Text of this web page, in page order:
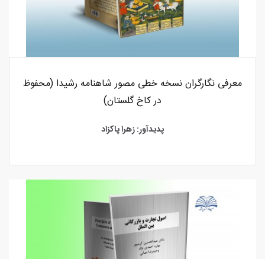
معرفی نگارگران نسخه خطی مصور شاهنامه رشیدا (محفوظ
در کاخ گلستان)
پدیدآور: زهرا پاکزاد